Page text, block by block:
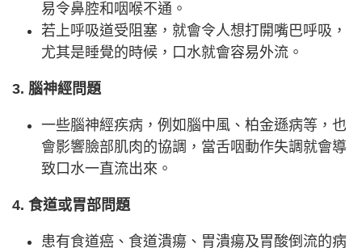
易令鼻腔和咽喉不通。
若上呼吸道受阻塞，就會令人想打開嘴巴呼吸，
尤其是睡覺的時候，口水就會容易外流。
3. 腦神經問題
一些腦神經疾病，例如腦中風、柏金遜病等，也
會影響臉部肌肉的協調，當舌咽動作失調就會導
致口水一直流出來。
4. 食道或胃部問題
患有食道癌、食道潰瘍、胃潰瘍及胃酸倒流的病